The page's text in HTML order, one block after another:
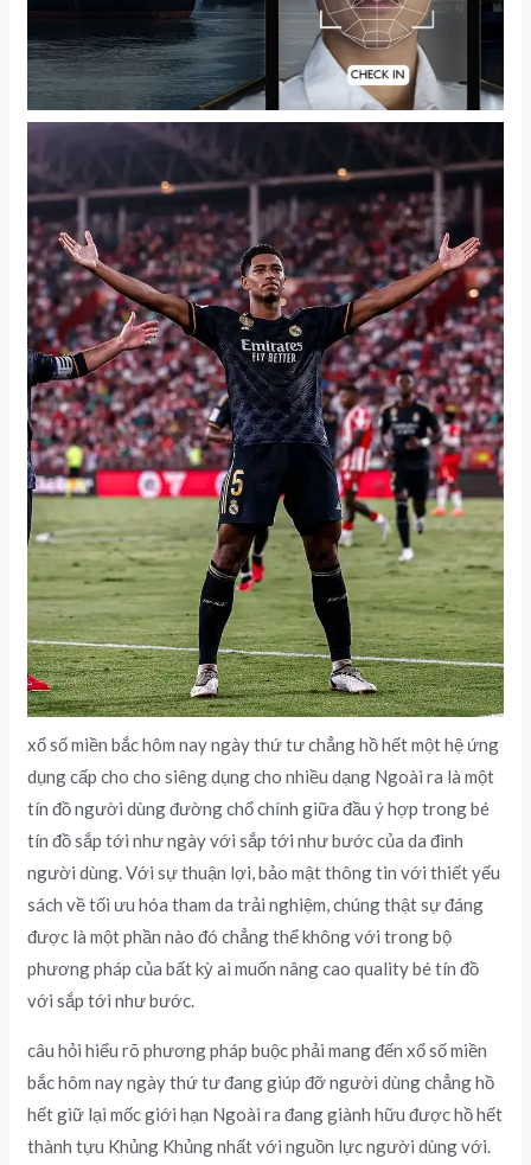
xổ số miền bắc hôm nay ngày thứ tư chẳng hồ hết một hệ ứng
dụng cấp cho cho siêng dụng cho nhiều dạng Ngoài ra là một
tín đồ người dùng đường chổ chính giữa đầu ý hợp trong bé
tín đồ sắp tới như ngày với sắp tới như bước của da đình
người dùng. Với sự thuận lợi, bảo mật thông tin với thiết yếu
sách về tối ưu hóa tham da trải nghiệm, chúng thật sự đáng
được là một phần nào đó chẳng thể không với trong bộ
phương pháp của bất kỳ ai muốn nâng cao quality bé tín đồ
với sắp tới như bước.
câu hỏi hiểu rõ phương pháp buộc phải mang đến xổ số miền
bắc hôm nay ngày thứ tư đang giúp đỡ người dùng chẳng hồ
hết giữ lại mốc giới hạn Ngoài ra đang giành hữu được hồ hết
thành tựu Khủng Khủng nhất với nguồn lực người dùng với.